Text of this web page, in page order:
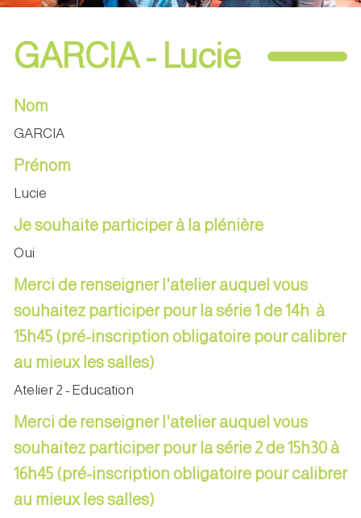
GARCIA - Lucie
Nom
GARCIA
Prénom
Lucie
Je souhaite participer à la plénière
Oui
Merci de renseigner l'atelier auquel vous
souhaitez participer pour la série 1 de 14h à
15h45 (pré-inscription obligatoire pour calibrer
au mieux les salles)
Atelier 2 - Education
Merci de renseigner l'atelier auquel vous
souhaitez participer pour la série 2 de 15h30 à
16h45 (pré-inscription obligatoire pour calibrer
au mieux les salles)